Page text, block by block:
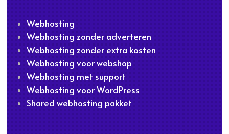
Webhosting
Webhosting zonder adverteren
Webhosting zonder extra kosten
Webhosting voor webshop
Webhosting met support
Webhosting voor WordPress
Shared webhosting pakket